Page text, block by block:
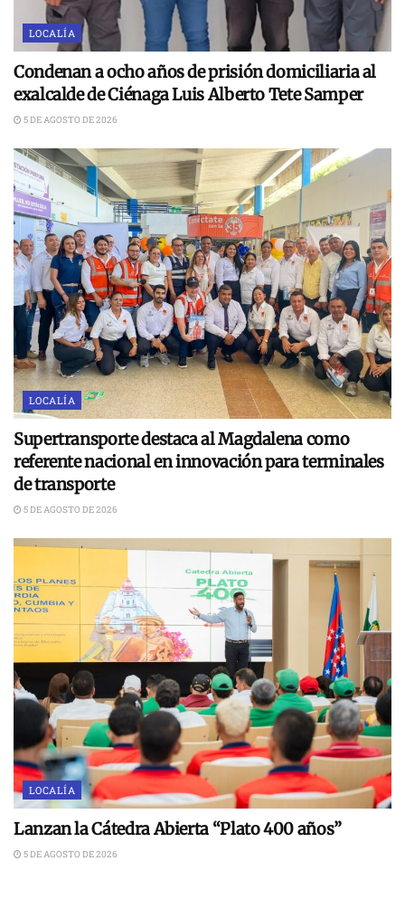
LOCALÍA
Condenan a ocho años de prisión domiciliaria al
exalcalde de Ciénaga Luis Alberto Tete Samper
5 DE AGOSTO DE 2026
LOCALÍA
Supertransporte destaca al Magdalena como
referente nacional en innovación para terminales
de transporte
5 DE AGOSTO DE 2026
LOCALÍA
Lanzan la Cátedra Abierta “Plato 400 años”
5 DE AGOSTO DE 2026